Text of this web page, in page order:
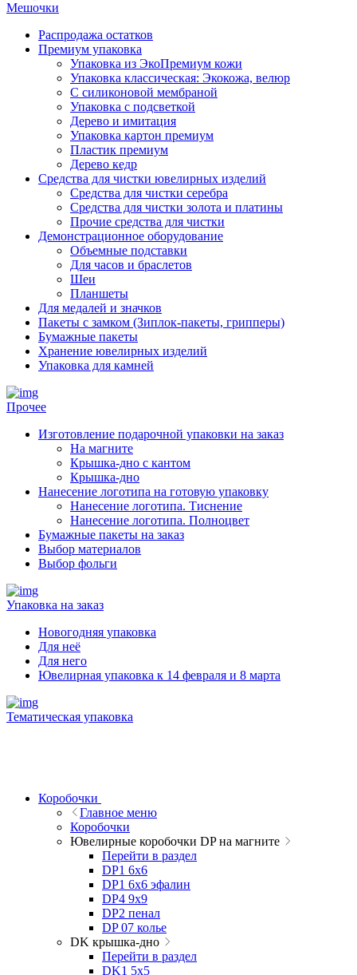
Мешочки
Распродажа остатков
Премиум упаковка
Упаковка из ЭкоПремиум кожи
Упаковка классическая: Экокожа, велюр
С силиконовой мембраной
Упаковка с подсветкой
Дерево и имитация
Упаковка картон премиум
Пластик премиум
Дерево кедр
Средства для чистки ювелирных изделий
Средства для чистки серебра
Средства для чистки золота и платины
Прочие средства для чистки
Демонстрационное оборудование
Объемные подставки
Для часов и браслетов
Шеи
Планшеты
Для медалей и значков
Пакеты с замком (Зиплок-пакеты, грипперы)
Бумажные пакеты
Хранение ювелирных изделий
Упаковка для камней
Прочее
Изготовление подарочной упаковки на заказ
На магните
Крышка-дно с кантом
Крышка-дно
Нанесение логотипа на готовую упаковку
Нанесение логотипа. Тиснение
Нанесение логотипа. Полноцвет
Бумажные пакеты на заказ
Выбор материалов
Выбор фольги
Упаковка на заказ
Новогодняя упаковка
Для неё
Для него
Ювелирная упаковка к 14 февраля и 8 марта
Тематическая упаковка
Коробочки
Главное меню
Коробочки
Ювелирные коробочки DP на магните
Перейти в раздел
DP1 6x6
DP1 6x6 эфалин
DP4 9x9
DP2 пенал
DP 07 колье
DK крышка-дно
Перейти в раздел
DK1 5x5